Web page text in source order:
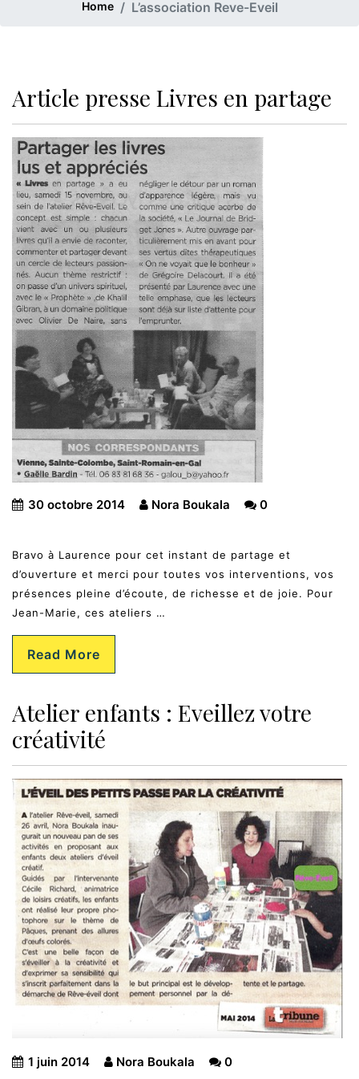
Home L’association Reve-Eveil
Article presse Livres en partage
30 octobre 2014 Nora Boukala 0
Bravo à Laurence pour cet instant de partage et
d’ouverture et merci pour toutes vos interventions, vos
présences pleine d’écoute, de richesse et de joie. Pour
Jean-Marie, ces ateliers …
Read More
Atelier enfants : Eveillez votre
créativité
1 juin 2014 Nora Boukala 0